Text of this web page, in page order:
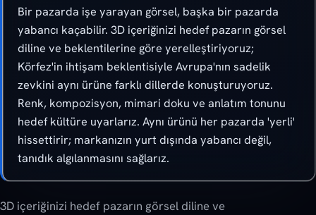
Bir pazarda işe yarayan görsel, başka bir pazarda
yabancı kaçabilir. 3D içeriğinizi hedef pazarın görsel
diline ve beklentilerine göre yerelleştiriyoruz;
Körfez'in ihtişam beklentisiyle Avrupa'nın sadelik
zevkini aynı ürüne farklı dillerde konuşturuyoruz.
Renk, kompozisyon, mimari doku ve anlatım tonunu
hedef kültüre uyarlarız. Aynı ürünü her pazarda 'yerli'
hissettirir; markanızın yurt dışında yabancı değil,
tanıdık algılanmasını sağlarız.
3D içeriğinizi hedef pazarın görsel diline ve